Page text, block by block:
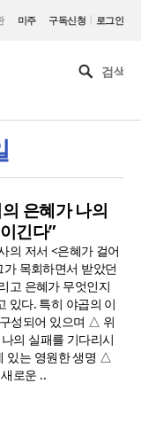
미주 구독신청 | 로그인
은혜가 나의
긴다”
의 저서 <은혜가 걸어
가 목회하면서 받았던
고 은혜가 무엇인지
있다. 특히 야곱의 이
성되어 있으며 △ 위
의 실패를 기다리시
있는 영원한 생명 △
로운 ..